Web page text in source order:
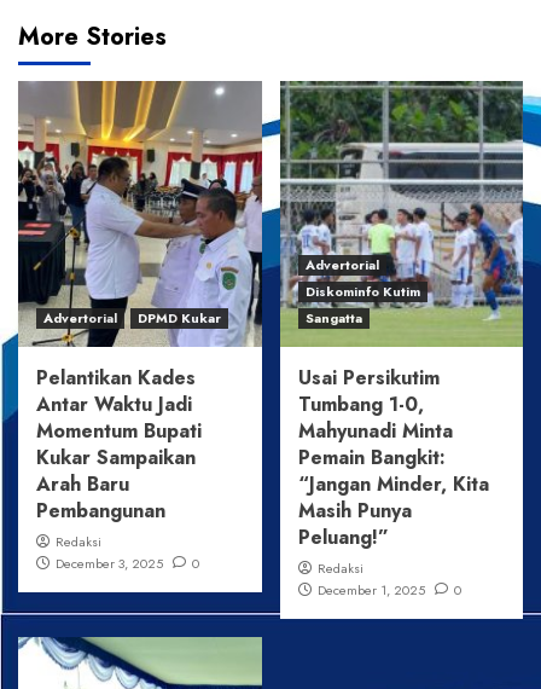
More Stories
Advertorial DPMD Kukar
Pelantikan Kades
Antar Waktu Jadi
Momentum Bupati
Kukar Sampaikan
Arah Baru
Pembangunan
Redaksi
December 3, 2025
0
Advertorial
Diskominfo Kutim
Sangatta
Usai Persikutim
Tumbang 1-0,
Mahyunadi Minta
Pemain Bangkit:
“Jangan Minder, Kita
Masih Punya
Peluang!”
Redaksi
December 1, 2025
0